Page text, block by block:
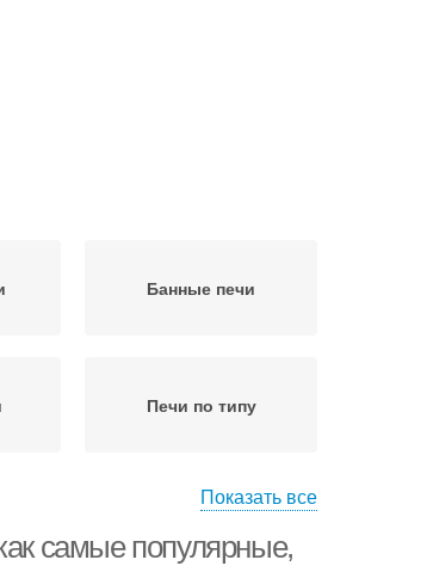
Банные печи
Печи по типу
Показать все
самые популярные,